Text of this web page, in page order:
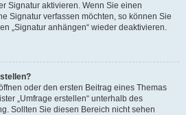
Signatur aktivieren. Wenn Sie einen
Signatur verfassen möchten, so können Sie
„Signatur anhängen“ wieder deaktivieren.
oder den ersten Beitrag eines Themas
„Umfrage erstellen“ unterhalb des
Sollten Sie diesen Bereich nicht sehen